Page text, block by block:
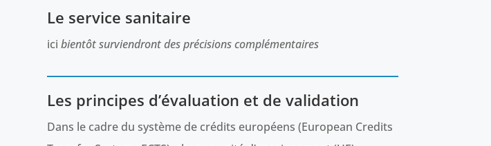
Le service sanitaire
ici bientôt surviendront des précisions complémentaires
Les principes d’évaluation et de validation
Dans le cadre du système de crédits européens (European Credits